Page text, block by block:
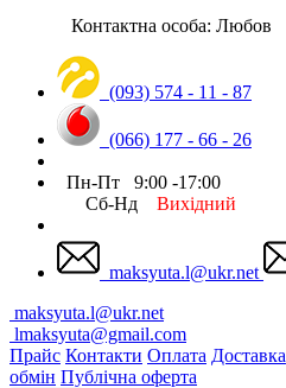
Контактна особа: Любов
(093) 574 - 11 - 87
(066) 177 - 66 - 26
Пн-Пт 9:00 -17:00
Сб-Нд Вихідний
maksyuta.l@ukr.net
maksyuta.l@ukr.net
lmaksyuta@gmail.com
Прайс Контакти Оплата Доставка
обмін Публічна оферта